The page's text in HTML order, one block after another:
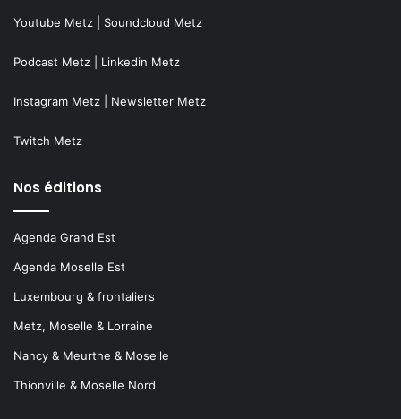
Youtube Metz Soundcloud Metz
Podcast Metz Linkedin Metz
Instagram Metz Newsletter Metz
Twitch Metz
Nos éditions
Agenda Grand Est
Agenda Moselle Est
Luxembourg & frontaliers
Metz, Moselle & Lorraine
Nancy & Meurthe & Moselle
Thionville & Moselle Nord